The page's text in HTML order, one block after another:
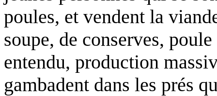
poules, et vendent la
soupe, de conserves,
entendu, production
gambadent dans les prés